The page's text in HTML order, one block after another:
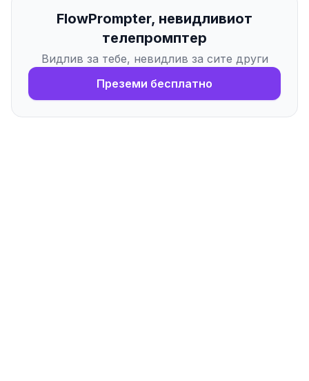
FlowPrompter, невидливиот
телепромптер
Видлив за тебе, невидлив за сите други
Преземи бесплатно